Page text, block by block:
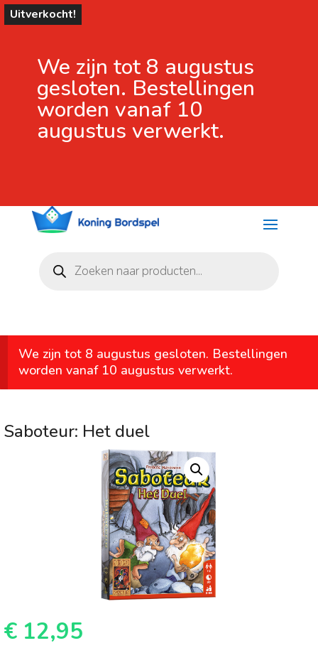
We zijn tot 8 augustus
gesloten. Bestellingen
worden vanaf 10
augustus verwerkt.
zoeken
We zijn tot 8 augustus gesloten. Bestellingen
worden vanaf 10 augustus verwerkt.
Uitverkocht!
Saboteur: Het duel
€ 12,95